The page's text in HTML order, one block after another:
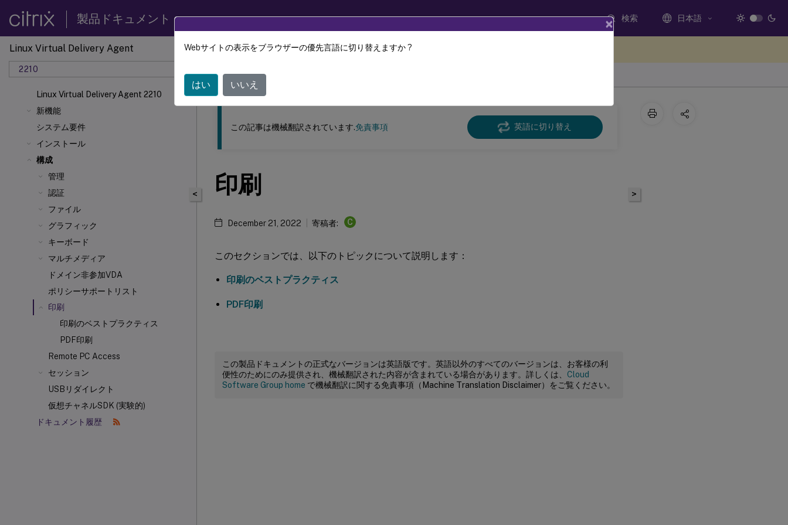
製品ドキュメント 検索 日本語
Linux Virtual Delivery Agent
2210
Linux Virtual Delivery Agent 2210
新機能
システム要件
インストール
構成
管理
認証
ファイル
グラフィック
キーボード
マルチメディア
ドメイン非参加VDA
ポリシーサポートリスト
印刷
印刷のベストプラクティス
PDF印刷
Remote PC Access
セッション
USBリダイレクト
仮想チャネルSDK (実験的)
ドキュメント履歴
このコンテンツは動的に機械翻訳されています。
リナックス バーチャル デリバリー エージェント
<
この記事は機械翻訳されています.免責事項 英語に切り替え
印刷
December 21, 2022 寄稿者: C
このセクションでは、以下のトピックについて説明します：
印刷のベストプラクティス
PDF印刷
この製品ドキュメントの正式なバージョンは英語版です。英語以外のすべてのバージョンは、お客様の利
便性のためにのみ提供され、機械翻訳された内容が含まれている場合があります。詳しくは、 Cloud
Software Group home で機械翻訳に関する免責事項（Machine Translation Disclaimer）をご覧ください。
>
×
Webサイトの表示をブラウザーの優先言語に切り替えますか ?
はい いいえ